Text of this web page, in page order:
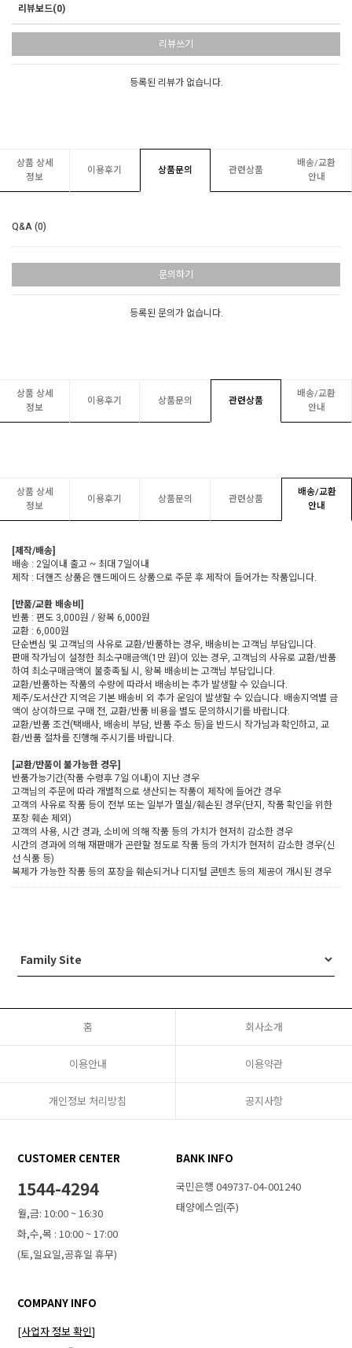
리뷰보드(0)
리뷰쓰기
등록된 리뷰가 없습니다.
상품 상세
정보
이용후기 상품문의 관련상품
배송/교환
안내
Q&A (0)
문의하기
등록된 문의가 없습니다.
상품 상세
정보
이용후기 상품문의 관련상품
배송/교환
안내
상품 상세
정보
이용후기 상품문의 관련상품
배송/교환
안내
[제작/배송]
배송 : 2일이내 출고 ~ 최대 7일이내
제작 : 더핸즈 상품은 핸드메이드 상품으로 주문 후 제작이 들어가는 작품입니다.
[반품/교환 배송비]
반품 : 편도 3,000원 / 왕복 6,000원
교환 : 6,000원
단순변심 및 고객님의 사유로 교환/반품하는 경우, 배송비는 고객님 부담입니다.
판매 작가님이 설정한 최소구매금액(1만 원)이 있는 경우, 고객님의 사유로 교환/반품
하여 최소구매금액이 불충족될 시, 왕복 배송비는 고객님 부담입니다.
교환/반품하는 작품의 수량에 따라서 배송비는 추가 발생할 수 있습니다.
제주/도서산간 지역은 기본 배송비 외 추가 운임이 발생할 수 있습니다. 배송지역별 금
액이 상이하므로 구매 전, 교환/반품 비용을 별도 문의하시기를 바랍니다.
교환/반품 조건(택배사, 배송비 부담, 반품 주소 등)을 반드시 작가님과 확인하고, 교
환/반품 절차를 진행해 주시기를 바랍니다.
[교환/반품이 불가능한 경우]
반품가능기간(작품 수령후 7일 이내)이 지난 경우
고객님의 주문에 따라 개별적으로 생산되는 작품이 제작에 들어간 경우
고객의 사유로 작품 등이 전부 또는 일부가 멸실/훼손된 경우(단지, 작품 확인을 위한
포장 훼손 제외)
고객의 사용, 시간 경과, 소비에 의해 작품 등의 가치가 현저히 감소한 경우
시간의 경과에 의해 재판매가 곤란할 정도로 작품 등의 가치가 현저히 감소한 경우(신
선 식품 등)
복제가 가능한 작품 등의 포장을 훼손되거나 디지털 콘텐츠 등의 제공이 개시된 경우
홈 회사소개
이용안내 이용약관
개인정보 처리방침 공지사항
CUSTOMER CENTER
1544-4294
월,금: 10:00 ~ 16:30
화,수,목 : 10:00 ~ 17:00
(토,일요일,공휴일 휴무)
BANK INFO
국민은행 049737-04-001240
태양에스엠(주)
COMPANY INFO
[사업자 정보 확인]